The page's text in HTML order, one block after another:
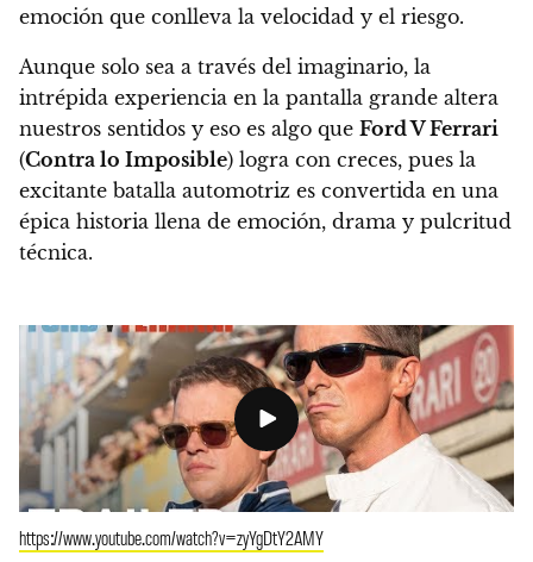
emoción que conlleva la velocidad y el riesgo.
Aunque solo sea a través del imaginario, la
intrépida experiencia en la pantalla grande altera
nuestros sentidos y eso es algo que Ford V Ferrari
(Contra lo Imposible) logra con creces, pues la
excitante batalla automotriz es convertida en una
épica historia llena de emoción, drama y pulcritud
técnica.
https://www.youtube.com/watch?v=zyYgDtY2AMY